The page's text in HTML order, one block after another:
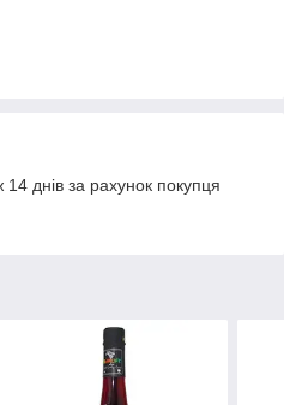
днів за рахунок покупця